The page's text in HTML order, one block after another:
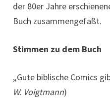
der 80er Jahre
Buch zusammengefaßt.
Stimmen zu dem Buch
„Gute biblische Comics
W. Voigtmann)